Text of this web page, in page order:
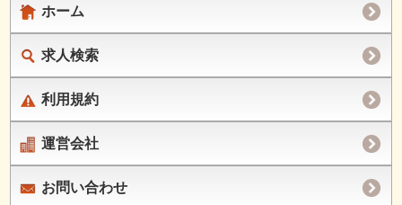
ホーム
求人検索
利用規約
運営会社
お問い合わせ